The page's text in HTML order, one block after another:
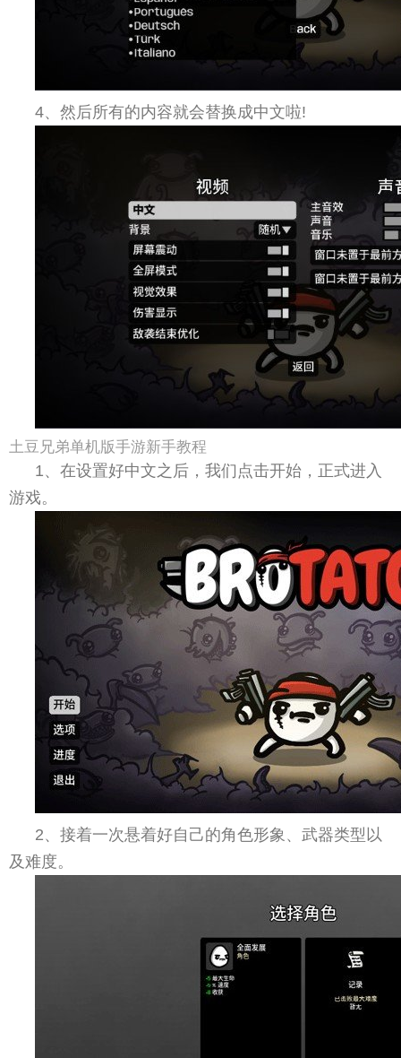
4、然后所有的内容就会替换成中文啦!
土豆兄弟单机版手游新手教程
1、在设置好中文之后，我们点击开始，正式进入
游戏。
2、接着一次悬着好自己的角色形象、武器类型以
及难度。